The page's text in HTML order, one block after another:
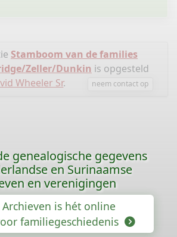
Stamboom van de families
Zeller/Dunkin is opgesteld
Wheeler Sr. neem contact op
genealogische gegevens
en Surinaamse
en verenigingen
is hét online
familiegeschiedenis